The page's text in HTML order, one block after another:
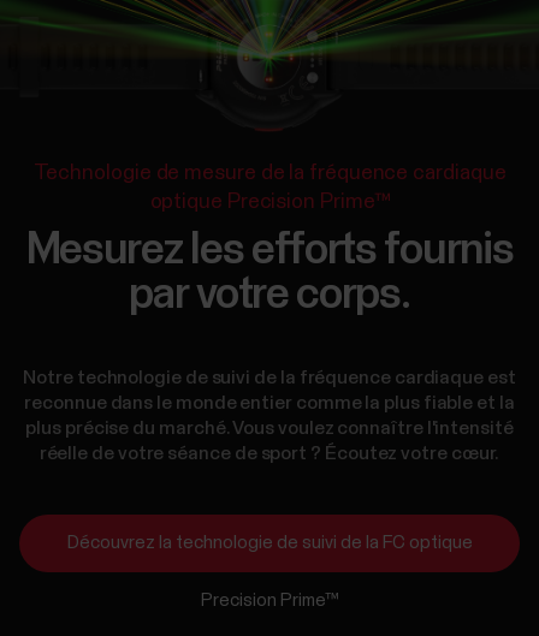
Technologie de mesure de la fréquence cardiaque
optique Precision Prime™
Mesurez les efforts fournis
par votre corps.
Notre technologie de suivi de la fréquence cardiaque est
reconnue dans le monde entier comme la plus fiable et la
plus précise du marché. Vous voulez connaître l'intensité
réelle de votre séance de sport ? Écoutez votre cœur.
Découvrez la technologie de suivi de la FC optique
Precision Prime™